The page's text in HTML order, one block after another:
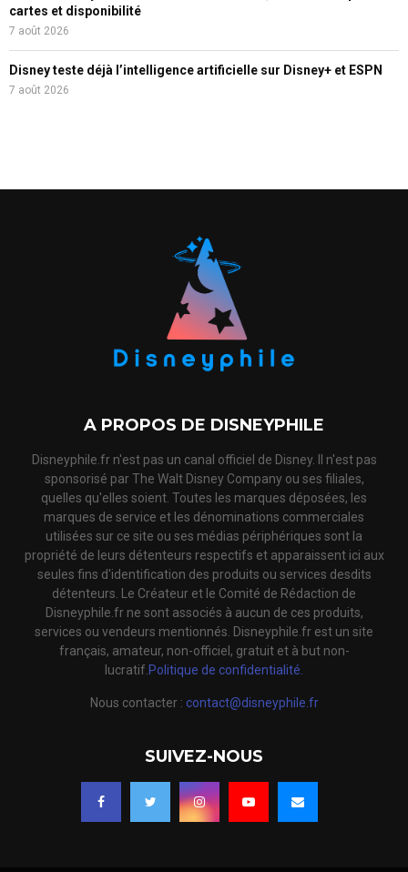
cartes et disponibilité
7 août 2026
Disney teste déjà l’intelligence artificielle sur Disney+ et ESPN
7 août 2026
A PROPOS DE DISNEYPHILE
Disneyphile.fr n'est pas un canal officiel de Disney. Il n'est pas
sponsorisé par The Walt Disney Company ou ses filiales,
quelles qu'elles soient. Toutes les marques déposées, les
marques de service et les dénominations commerciales
utilisées sur ce site ou ses médias périphériques sont la
propriété de leurs détenteurs respectifs et apparaissent ici aux
seules fins d'identification des produits ou services desdits
détenteurs. Le Créateur et le Comité de Rédaction de
Disneyphile.fr ne sont associés à aucun de ces produits,
services ou vendeurs mentionnés. Disneyphile.fr est un site
français, amateur, non-officiel, gratuit et à but non-
lucratif.Politique de confidentialité.
Nous contacter : contact@disneyphile.fr
SUIVEZ-NOUS